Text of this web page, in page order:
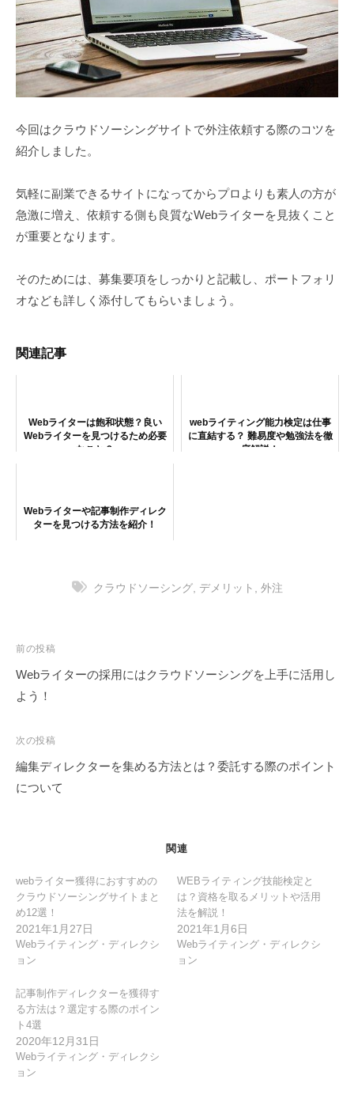
今回はクラウドソーシングサイトで外注依頼する際のコツを
紹介しました。
気軽に副業できるサイトになってからプロよりも素人の方が
急激に増え、依頼する側も良質なWebライターを見抜くこと
が重要となります。
そのためには、募集要項をしっかりと記載し、ポートフォリ
オなども詳しく添付してもらいましょう。
関連記事
Webライターは飽和状態？良い
Webライターを見つけるため必要
なこと？
webライティング能力検定は仕事
に直結する？ 難易度や勉強法を徹
底解説！
Webライターや記事制作ディレク
ターを見つける方法を紹介！
クラウドソーシング デメリット 外注
投
稿
ナ
ゲ
ー
シ
前の投稿
Webライターの採用にはクラウドソーシングを上手に活用し
よう！
次の投稿
編集ディレクターを集める方法とは？委託する際のポイント
について
関連
webライター獲得におすすめの
クラウドソーシングサイトまと
め12選！
2021年1月27日
Webライティング・ディレクシ
ョン
WEBライティング技能検定と
は？資格を取るメリットや活用
法を解説！
2021年1月6日
Webライティング・ディレクシ
ョン
記事制作ディレクターを獲得す
る方法は？選定する際のポイン
ト4選
2020年12月31日
Webライティング・ディレクシ
ョン